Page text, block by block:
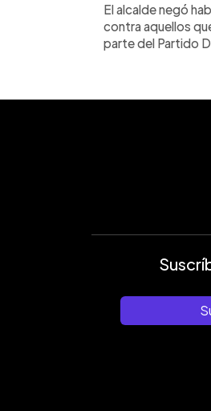
El alcalde negó
contra aquellos
parte del Partido